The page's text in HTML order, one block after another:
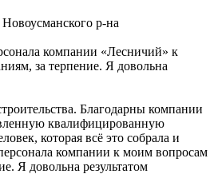
р-на
компании «Лесничий» к
за терпение. Я довольна
Благодарны компании
квалифицированную
которая всё это собрала и
компании к моим вопросам
Я довольна результатом